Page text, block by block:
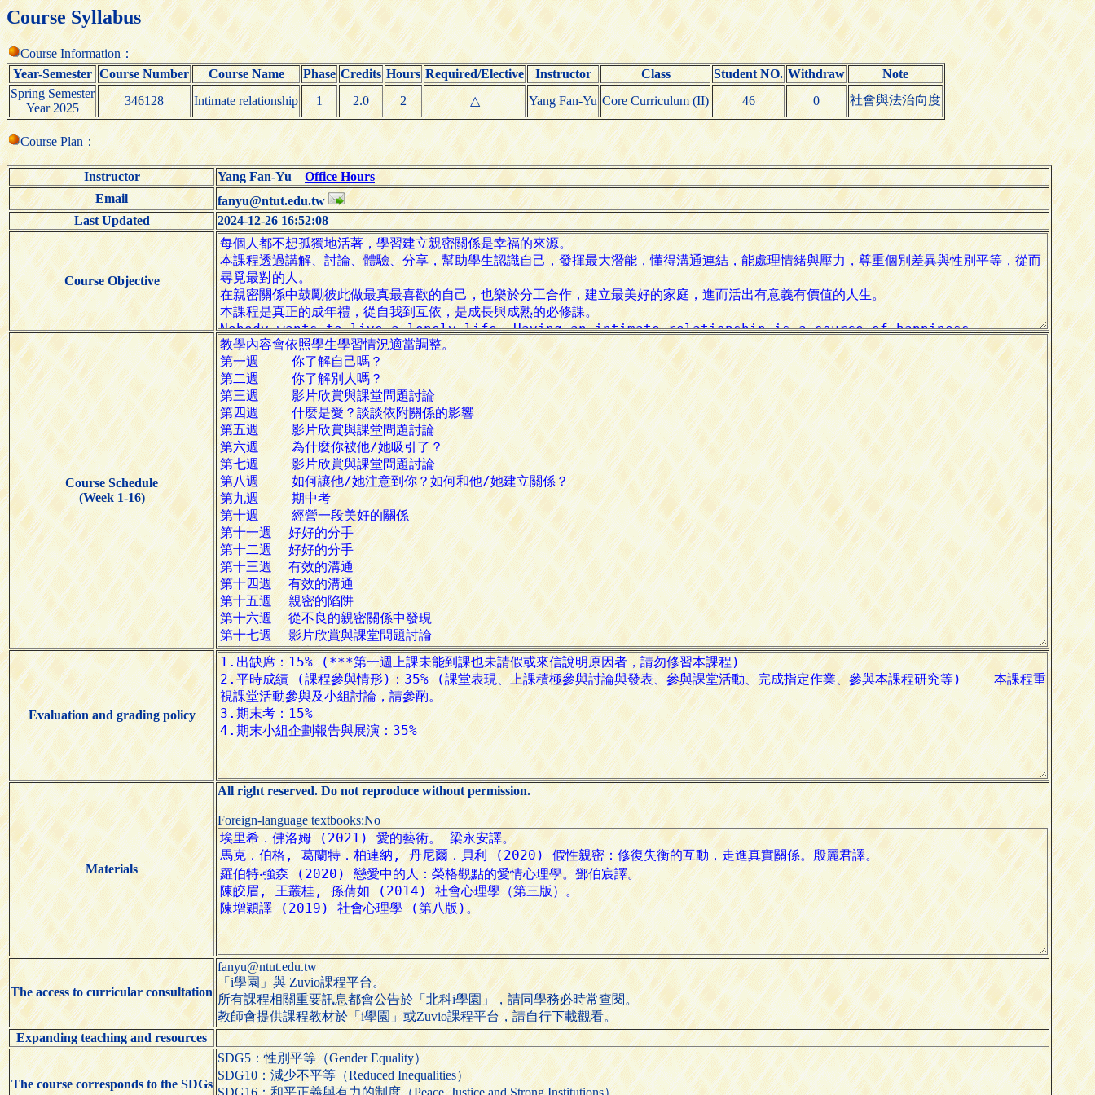
Course Syllabus
Course Information：
Year-Semester Course Number Course Name Phase Credits Hours Required/Elective Instructor Class Student NO. Withdraw
Note
Spring Semester
Year 2025
346128 Intimate relationship 1 2.0 2 △ Yang Fan-Yu Core Curriculum (II) 46 0 社會與法治向度
Course Plan：
Instructor Yang Fan-YuOffice Hours
Email
fanyu@ntut.edu.tw
Last Updated
2024-12-26 16:52:08
Course Objective
Course Schedule
(Week 1-16)
Evaluation and grading policy
Materials
All right reserved. Do not reproduce without permission.
Foreign-language textbooks:No
The access to curricular consultation
fanyu@ntut.edu.tw
「i學園」與 Zuvio課程平台。
所有課程相關重要訊息都會公告於「北科i學園」，請同學務必時常查閱。
教師會提供課程教材於「i學園」或Zuvio課程平台，請自行下載觀看。
Expanding teaching and resources
The course corresponds to the SDGs
SDG5：性別平等（Gender Equality）
SDG10：減少不平等（Reduced Inequalities）
SDG16：和平正義與有力的制度（Peace, Justice and Strong Institutions）